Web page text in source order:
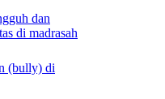
dan
di madrasah
(bully) di